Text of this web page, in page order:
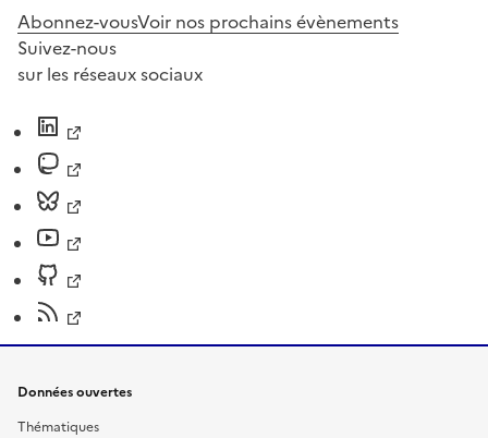
Abonnez-vousVoir nos prochains évènements
Suivez-nous
sur les réseaux sociaux
Données ouvertes
Thématiques